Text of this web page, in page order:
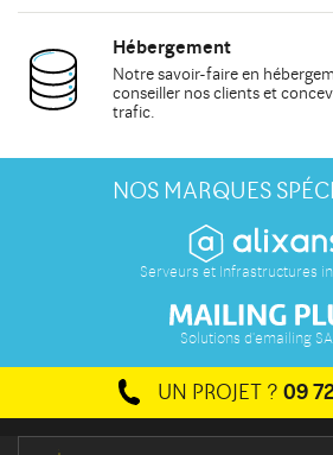
Hébergement
Notre savoir-faire en
conseiller nos clients et
trafic.
NOS MARQUES
Serveurs et Infrastructures
Solutions d'emailing
UN PROJET ? 09